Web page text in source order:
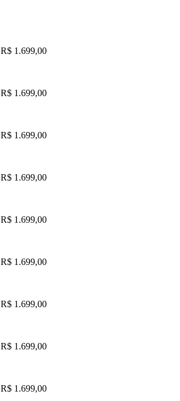
R$ 1.699,00
R$ 1.699,00
R$ 1.699,00
R$ 1.699,00
R$ 1.699,00
R$ 1.699,00
R$ 1.699,00
R$ 1.699,00
R$ 1.699,00